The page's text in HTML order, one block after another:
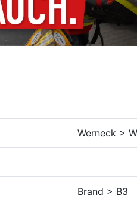
Werneck >
Brand > B3